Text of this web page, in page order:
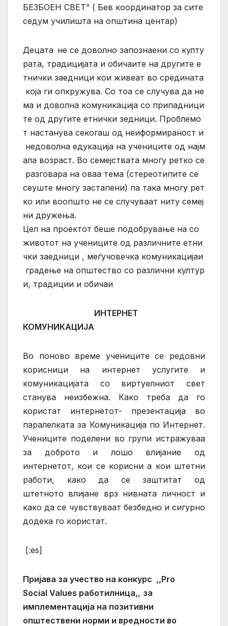
БЕЗБОЕН СВЕТ” ( Бев координатор за сите
седум училишта на општина центар)
Децата не се доволно запознаени со култу
рата, традицијата и обичаите на другите е
тнички заедници кои живеат во средината
која ги опкружува. Со тоа се случува да не
ма и доволна комуникација со припадници
те од другите етнички зедници. Проблемо
т настанува секогаш од неиформираност и
недоволна едукација на учениците од најм
ала возраст. Во семејствата многу ретко се
разговара на оваа тема (стереотипите се
сеуште многу застапени) па така многу рет
ко или воопшто не се случуваат ниту семеј
ни дружења.
Цел на проектот беше подобрување на со
животот на учениците од различните етни
чки заедници , меѓучовечка комуникацијаи
градење на општество со различни култур
и, традиции и обичаи
ИНТЕРНЕТ
КОМУНИКАЦИЈА
Во поново време учениците се редовни
корисници на интернет услугите и
комуникацијата со виртуелниот свет
станува неизбежна. Како треба да го
користат интернетот- презентација во
паралелката за Комуникација по Интернет.
Учениците поделени во групи истражуваа
за доброто и лошо влијание од
интернетот, кои се корисни а кои штетни
работи, како да се заштитат од
штетното влијане врз нивната личност и
како да се чувствуваат безбедно и сигурно
додека го користат.
[:es]
Пријава за учество на конкурс ,,Pro
Social Values работилница,, за
имплементација на позитивни
општествени норми и вредности во